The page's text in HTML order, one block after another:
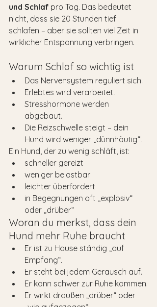
und Schlaf pro Tag. Das bedeutet
nicht, dass sie 20 Stunden tief
schlafen – aber sie sollten viel Zeit in
wirklicher Entspannung verbringen.
Warum Schlaf so wichtig ist
Das Nervensystem reguliert sich.
Erlebtes wird verarbeitet.
Stresshormone werden
abgebaut.
Die Reizschwelle steigt – dein
Hund wird weniger „dünnhäutig“.
Ein Hund, der zu wenig schläft, ist:
schneller gereizt
weniger belastbar
leichter überfordert
in Begegnungen oft „explosiv“
oder „drüber“
Woran du merkst, dass dein
Hund mehr Ruhe braucht
Er ist zu Hause ständig „auf
Empfang“.
Er steht bei jedem Geräusch auf.
Er kann schwer zur Ruhe kommen.
Er wirkt draußen „drüber“ oder